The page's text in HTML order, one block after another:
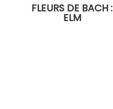
FLEURS DE BACH :
ELM